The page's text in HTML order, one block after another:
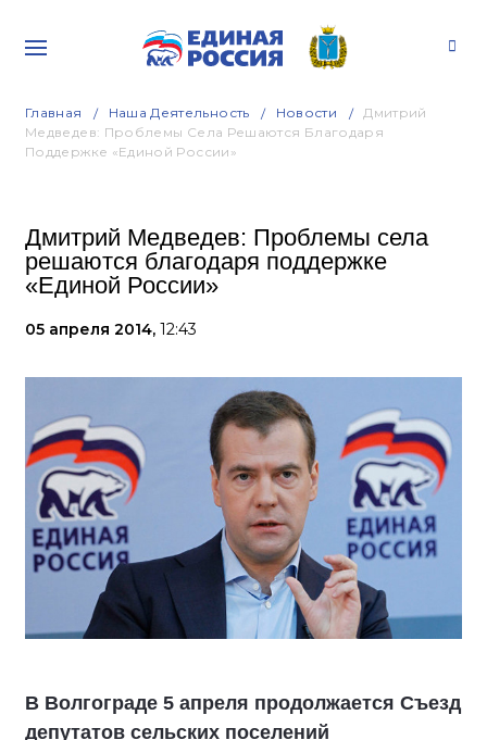
Главная Наша Деятельность Новости
Дмитрий
Медведев: Проблемы Села Решаются Благодаря
Поддержке «Единой России»
Дмитрий Медведев: Проблемы села
решаются благодаря поддержке
«Единой России»
05 апреля 2014, 12:43
В Волгограде 5 апреля продолжается Съезд
депутатов сельских поселений